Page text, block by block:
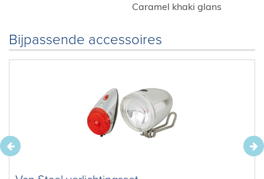
Caramel khaki glans
Bijpassende accessoires